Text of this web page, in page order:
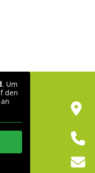
. Um
den